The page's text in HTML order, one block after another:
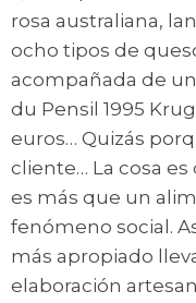
rosa australiana,
ocho tipos de
acompañada de
du Pensil 1995
euros… Quizás
cliente… La cosa es
es más que un
fenómeno social.
más apropiado
elaboración